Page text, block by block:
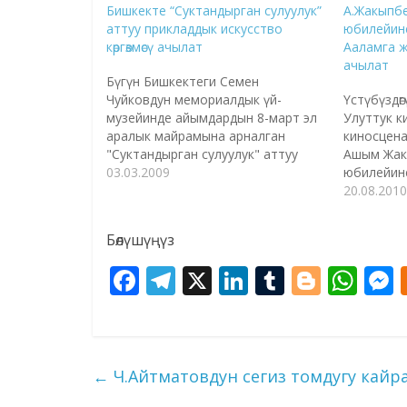
Бишкекте “Суктандырган сулуулук”
аттуу прикладдык искусство
көргөзмөсү ачылат
Бүгүн Бишкектеги Семен
Чуйковдун мемориалдык үй-
музейинде айымдардын 8-март эл
аралык майрамына арналган
"Суктандырган сулуулук" аттуу
прикладдык искусство көргөзмөсү
Марина Закревская билдирди.
Анын сөзү боюнча, экспозицияга 17
кол өнөрчүнүн 70 ашык эмгектери
коюлган. Негизинен айымдар
03.03.2009
Ааламга
ачылат
Улуттук
Ашым
Ааламга
жарыкка
“Биз
жазуучу…
20.08.2010
Бөлүшүңүз
F
b
T
gr
X Li
e
T
bl
Bl
g
er
W
s
← Ч.Айтматовдун сегиз томдугу